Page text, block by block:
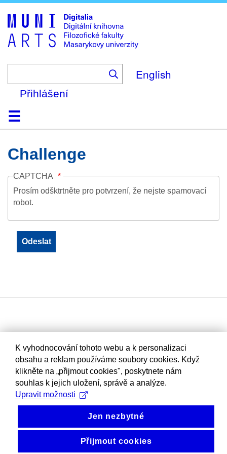
to
main
content
English
Přihlášení
DomůKolekce
Prohlížení
Vyhledávání
O platformě
Nápověda
KontaktDigitalia
Challenge
CAPTCHA
Prosím odšktrtněte pro potvrzení, že nejste spamovací
robot.
K vyhodnocování tohoto webu a k personalizaci
obsahu a reklam používáme soubory cookies. Když
klikněte na „přijmout cookies", poskytnete nám
souhlas k jejich uložení, správě a analýze.
Upravit možnosti
Jen nezbytné
Přijmout cookies